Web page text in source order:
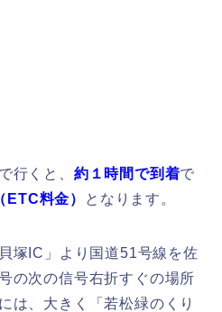
で行くと、 約１ 時間で到着で
料金） となります。
塚IC」より国道51号線を佐
の次の信号右折すぐの場所
は、大きく「若松緑のくり